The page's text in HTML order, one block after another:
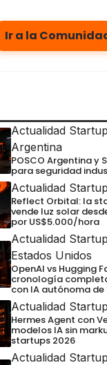
Ir a la
Actualidad Startup
Argentina
POSCO Argentina y
para seguridad
Actualidad Startup
Reflect Orbital: la
vende luz solar
por US$5.000/hora
Actualidad Startup
Estados Unidos
OpenAI vs Hugging
cronología
con IA autónoma de
Actualidad Startup
Hermes Agent con
modelos IA sin
startups 2026
Actualidad Startup